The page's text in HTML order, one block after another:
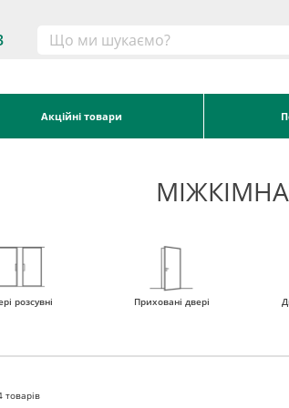
Акційні товари
розсувні Приховані двері
товарів